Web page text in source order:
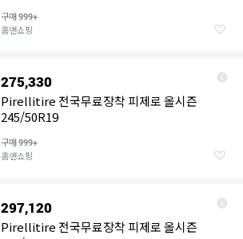
구매999+
홈앤쇼핑
275,330
Pirellitire 전국무료장착 피제로 올시즌
245/50R19
구매999+
홈앤쇼핑
297,120
Pirellitire 전국무료장착 피제로 올시즌